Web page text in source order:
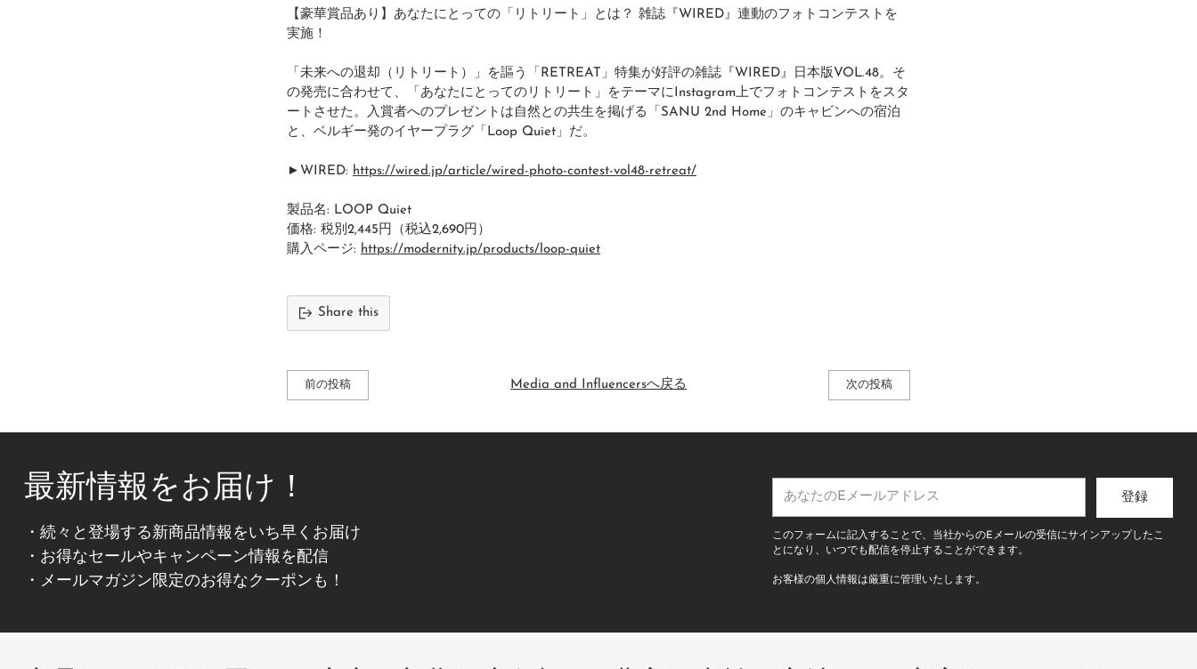
【豪華賞品あり】あなたにとっての「リトリート」とは？ 雑誌『WIRED』連動のフォトコンテストを
実施！
「未来への退却（リトリート）」を謳う「RETREAT」特集が好評の雑誌『WIRED』日本版VOL.48。そ
の発売に合わせて、「あなたにとってのリトリート」をテーマにInstagram上でフォトコンテストをスタ
ートさせた。入賞者へのプレゼントは自然との共生を掲げる「SANU 2nd Home」のキャビンへの宿泊
と、ベルギー発のイヤープラグ「Loop Quiet」だ。
► WIRED: https://wired.jp/article/wired-photo-contest-vol48-retreat/
製品名: LOOP Quiet
価格: 税別2,445円（税込2,690円）
購入ページ: https://modernity.jp/products/loop-quiet
Share this
前の投稿 次の投稿
Media and Influencersへ戻る
最新情報をお届け！
・続々と登場する新商品情報をいち早くお届け
・お得なセールやキャンペーン情報を配信
・メールマガジン限定のお得なクーポンも！
な
の
メ
登録
このフォームに記入することで、当社からのEメールの受信にサインアップしたこ
とになり、いつでも配信を停止することができます。
お客様の個人情報は厳重に管理いたします。